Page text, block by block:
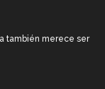
también merece ser